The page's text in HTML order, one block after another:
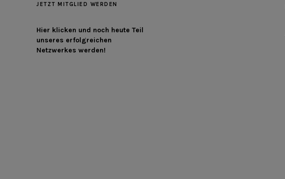
JETZT MITGLIED WERDEN
Hier klicken und noch heute Teil
unseres erfolgreichen
Netzwerkes werden!